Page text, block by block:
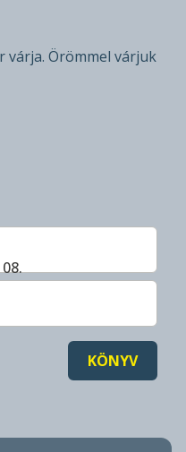
várja. Örömmel várjuk
számát
KÖNYV